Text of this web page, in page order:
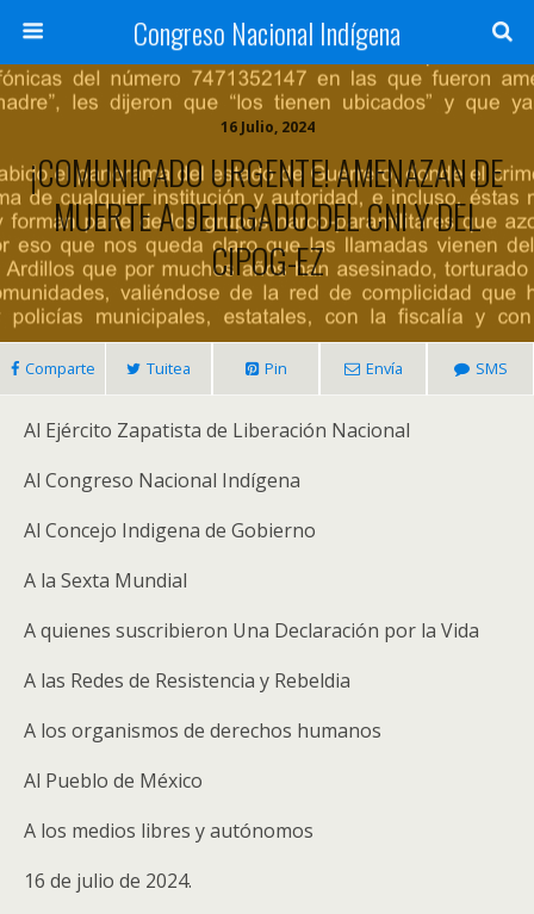
Congreso Nacional Indígena
16 Julio, 2024
¡COMUNICADO URGENTE! AMENAZAN DE
MUERTE A DELEGADO DEL CNI Y DEL
CIPOG-EZ
Comparte Tuitea Pin Envía SMS
Al Ejército Zapatista de Liberación Nacional
Al Congreso Nacional Indígena
Al Concejo Indigena de Gobierno
A la Sexta Mundial
A quienes suscribieron Una Declaración por la Vida
A las Redes de Resistencia y Rebeldia
A los organismos de derechos humanos
Al Pueblo de México
A los medios libres y autónomos
16 de julio de 2024.